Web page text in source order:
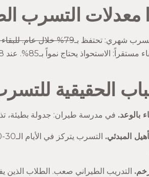
معدلات التسرب
79% خلال عام. للبقاء في نفس المكان، تحتاج نمواً في الاستحواذ بـ
يحتاج نمواً بـ85%. عند 8%: تحتفظ بأقل من 37%. النمو المستدام شبه مستحيل.
الحقيقية
بالوعد. في مدرسة طيران: جدولة بطيئة،
المبدئي.
التدريب الطيراني صعب. الطلاب